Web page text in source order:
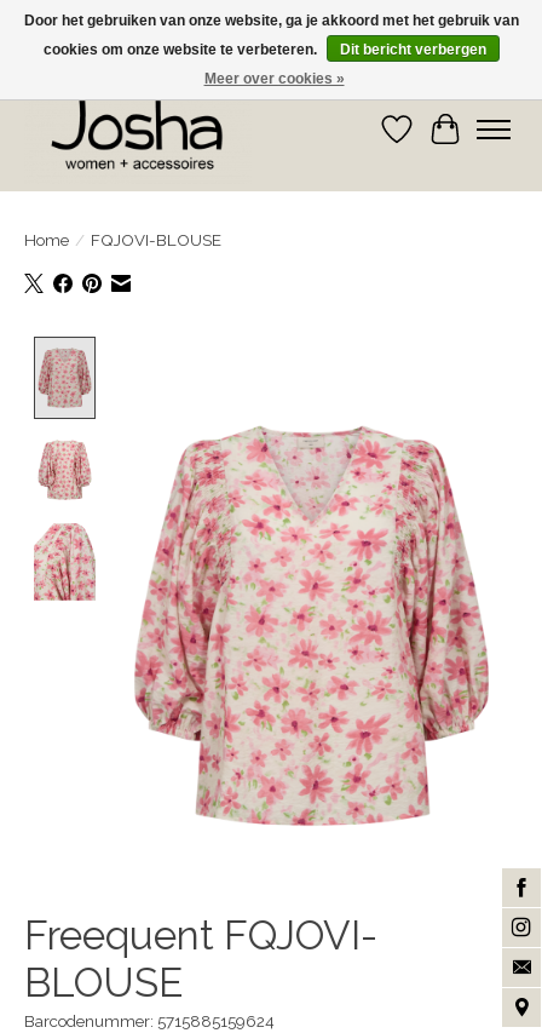
GRATIS OPHALEN IN DE WINKEL EN GRATIS VERZENDING VANAF € 75,00
Verlanglijst
Home / FQJOVI-BLOUSE
Freequent FQJOVI-
BLOUSE
Barcodenummer: 5715885159624
Door het gebruiken van onze website, ga je akkoord met het gebruik van
cookies om onze website te verbeteren.
Dit bericht verbergen
Meer over cookies »